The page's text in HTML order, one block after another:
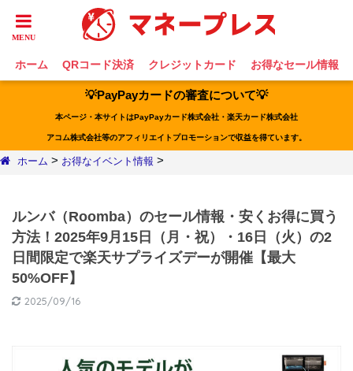
ホーム QRコード決済 クレジットカード お得なセール情報
💡PayPayカードの審査について💡
本ページ・本サイトはPayPayカード株式会社・楽天カード株式会社
アコム株式会社等のアフィリエイトプロモーションで収益を得ています。
ホーム > お得なイベント情報 >
ルンバ（Roomba）のセール情報・安くお得に買う
方法！2025年9月15日（月・祝）・16日（火）の2
日間限定で楽天サプライズデーが開催【最大
50%OFF】
2025/09/16